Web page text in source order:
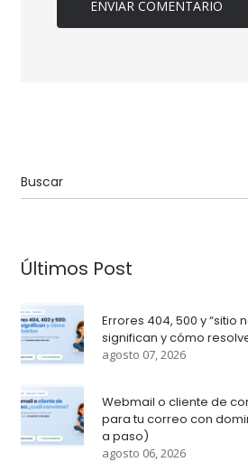
Últimos Post
Errores 404, 500 y “sitio
significan y cómo
agosto 07, 2026
Webmail o cliente de
para tu correo con
a paso)
agosto 06, 2026